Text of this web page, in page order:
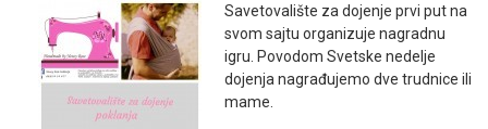
Savetovalište za dojenje prvi put na
svom sajtu organizuje nagradnu
igru. Povodom Svetske nedelje
dojenja nagrađujemo dve trudnice ili
mame.